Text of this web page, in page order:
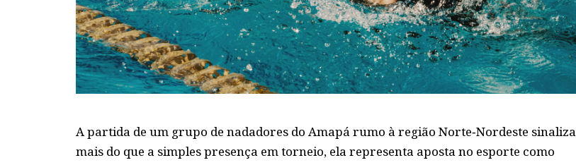
A partida de um grupo de nadadores do Amapá rumo à região Norte‑Nordeste sinaliza
mais do que a simples presença em torneio, ela representa aposta no esporte como